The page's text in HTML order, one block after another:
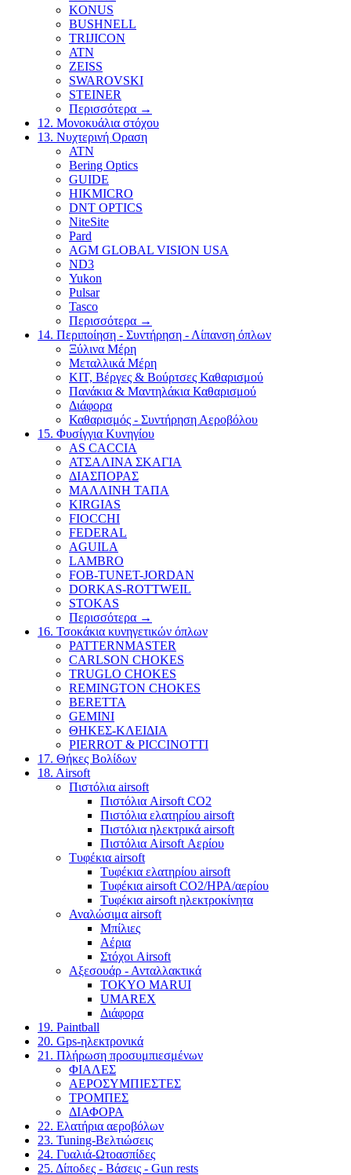
KONUS
BUSHNELL
TRIJICON
ATN
ZEISS
SWAROVSKI
STEINER
Περισσότερα →
12. Μονοκυάλια στόχου
13. Νυχτερινή Οραση
ATN
Bering Optics
GUIDE
HIKMICRO
DNT OPTICS
NiteSite
Pard
AGM GLOBAL VISION USA
ND3
Yukon
Pulsar
Tasco
Περισσότερα →
14. Περιποίηση - Συντήρηση - Λίπανση όπλων
Ξύλινα Μέρη
Μεταλλικά Μέρη
ΚΙΤ, Βέργες & Βούρτσες Καθαρισμού
Πανάκια & Μαντηλάκια Καθαρισμού
Διάφορα
Καθαρισμός - Συντήρηση Αεροβόλου
15. Φυσίγγια Κυνηγίου
AS CACCIA
ΑΤΣΑΛΙΝΑ ΣΚΑΓΙΑ
ΔΙΑΣΠΟΡΑΣ
ΜΑΛΛΙΝΗ ΤΑΠΑ
KIRGIAS
FIOCCHI
FEDERAL
AGUILA
LAMBRO
FOB-TUNET-JORDAN
DORKAS-ROTTWEIL
STOKAS
Περισσότερα →
16. Τσοκάκια κυνηγετικών όπλων
PATTERNMASTER
CARLSON CHOKES
TRUGLO CHOKES
REMINGTON CHOKES
BERETTA
GEMINI
ΘΗΚΕΣ-ΚΛΕΙΔΙΑ
PIERROT & PICCINOTTI
17. Θήκες Βολίδων
18. Airsoft
Πιστόλια airsoft
Πιστόλια Airsoft CO2
Πιστόλια ελατηρίου airsoft
Πιστόλια ηλεκτρικά airsoft
Πιστόλια Airsoft Αερίου
Τυφέκια airsoft
Τυφέκια ελατηρίου airsoft
Τυφέκια airsoft CO2/HPA/αερίου
Τυφέκια airsoft ηλεκτροκίνητα
Αναλώσιμα airsoft
Μπίλιες
Αέρια
Στόχοι Airsoft
Αξεσουάρ - Ανταλλακτικά
TOKYO MARUI
UMAREX
Διάφορα
19. Paintball
20. Gps-ηλεκτρονικά
21. Πλήρωση προσυμπιεσμένων
ΦΙΑΛΕΣ
ΑΕΡΟΣΥΜΠΙΕΣΤΕΣ
ΤΡΟΜΠΕΣ
ΔΙΑΦΟΡΑ
22. Ελατήρια αεροβόλων
23. Tuning-Βελτιώσεις
24. Γυαλιά-Ωτοασπίδες
25. Δίποδες - Βάσεις - Gun rests